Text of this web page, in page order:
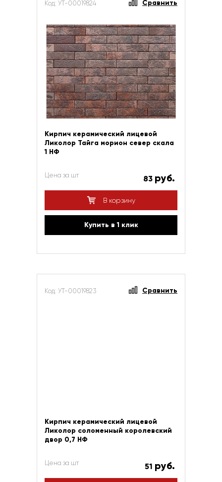
Код: УТ-00019824 Сравнить
Кирпич керамический лицевой
Ликолор Тайга морион север скала
1 НФ
Цена за шт 83 руб.
В корзину
Купить в 1 клик
Код: УТ-00019823 Сравнить
Кирпич керамический лицевой
Ликолор соломенный королевский
двор 0,7 НФ
Цена за шт 51 руб.